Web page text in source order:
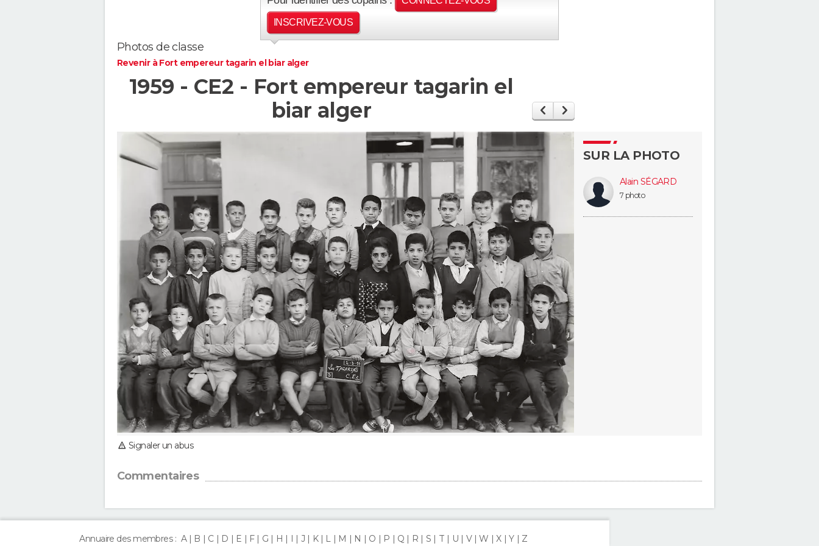
INSCRIVEZ-VOUS
Photos de classe
Revenir à Fort empereur tagarin el biar alger
1959 - CE2 - Fort empereur tagarin el
biar alger
SUR LA PHOTO
Alain SÉGARD
7 photo
Signaler un abus
Commentaires
Annuaire des membres : A B C D E F G H I J K L M N O P Q R S T U V W X Y Z